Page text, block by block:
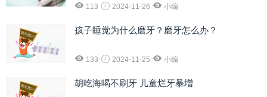
113 2024-11-26 小编
孩子睡觉为什么磨牙？磨牙怎么办？
133 2024-11-25 小编
胡吃海喝不刷牙 儿童烂牙暴增